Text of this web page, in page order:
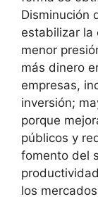
Disminución
estabilizar la
menor
más dinero
empresas,
inversión;
porque
públicos y
fomento del
los